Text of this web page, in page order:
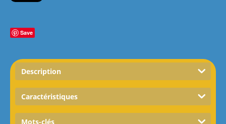
Save
Description
Caractéristiques
Mots-clés